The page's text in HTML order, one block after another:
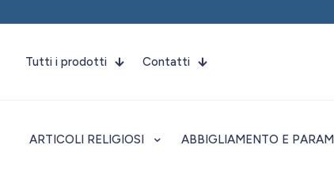
Tutti i prodotti Contatti
ARTICOLI RELIGIOSI ABBIGLIAMENTO E